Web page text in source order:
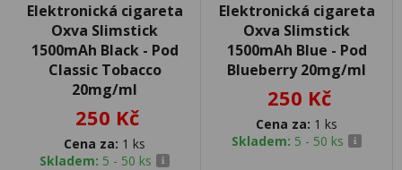
Elektronická cigareta
Oxva Slimstick
1500mAh Black - Pod
Classic Tobacco
20mg/ml
250 Kč
Cena za: 1 ks
Skladem: 5 - 50 ks
Elektronická cigareta
Oxva Slimstick
1500mAh Blue - Pod
Blueberry 20mg/ml
250 Kč
Cena za: 1 ks
Skladem: 5 - 50 ks